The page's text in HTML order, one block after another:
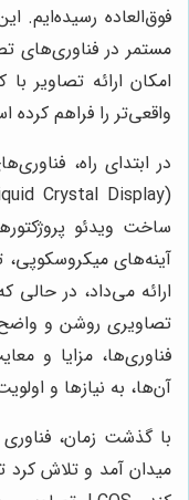
فوق‌العاده رسیده‌ایم.
مستمر در فناوری‌های
امکان ارائه تصاویر
واقعی‌تر را فراهم کرده
آینه‌های میکروسکوپی،
تصاویری روشن و
فناوری‌ها، مزایا و
آن‌ها، به نیازها و